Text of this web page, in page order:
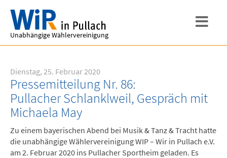
Unabhängige Wählervereinigung
Dienstag, 25. Februar 2020
Pressemitteilung Nr. 86:
Pullacher Schlanklweil, Gespräch mit
Michaela May
Zu einem bayerischen Abend bei Musik & Tanz & Tracht hatte
die unabhängige Wählervereinigung WIP – Wir in Pullach e.V.
am 2. Februar 2020 ins Pullacher Sportheim geladen. Es